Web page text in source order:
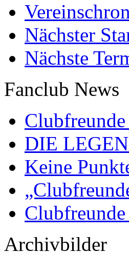
Nächster
Nächste
Fanclub News
Clubfreunde
DIE
Keine
Archivbilder